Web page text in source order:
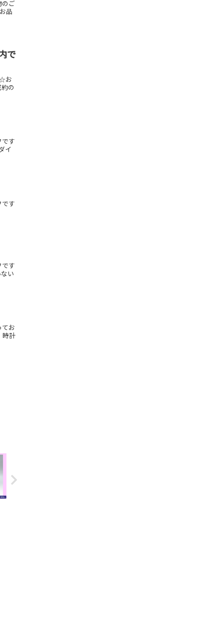
のご
品
で
☆お
の
です
イ
です
です
い
てお
時計